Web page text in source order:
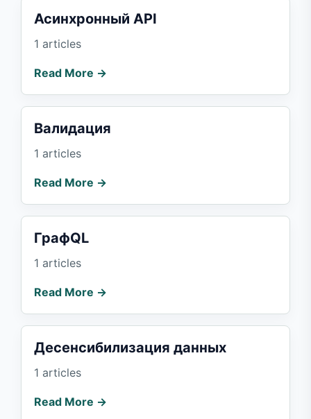
Асинхронный API
1 articles
Read More →
Валидация
1 articles
Read More →
ГрафQL
1 articles
Read More →
Десенсибилизация данных
1 articles
Read More →